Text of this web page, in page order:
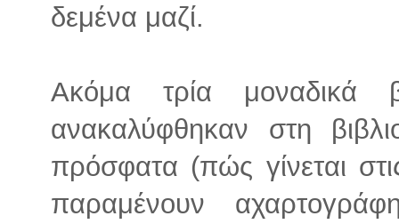
δεμένα μαζί.
Ακόμα τρία μοναδικά
ανακαλύφθηκαν στη
πρόσφατα (πώς γίνεται
παραμένουν